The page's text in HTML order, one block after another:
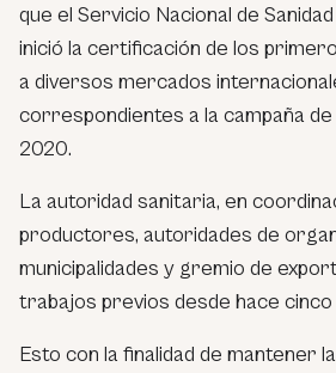
que el Servicio Nacional de
inició la certificación de los
a diversos mercados
correspondientes a la campaña
2020.
La autoridad sanitaria, en
productores, autoridades de
municipalidades y gremio de
trabajos previos desde hace cinco
Esto con la finalidad de mantener